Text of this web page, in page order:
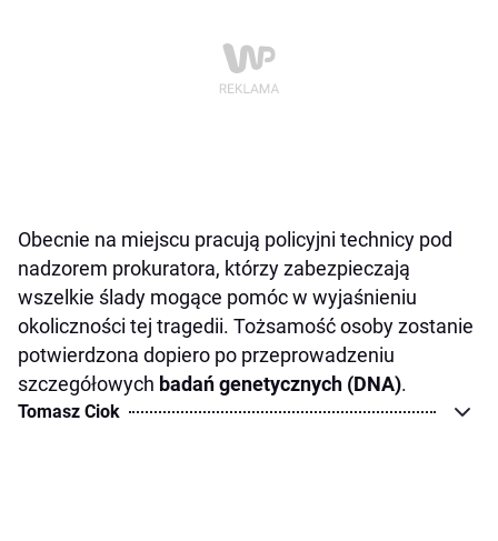
Obecnie na miejscu pracują policyjni technicy pod
nadzorem prokuratora, którzy zabezpieczają
wszelkie ślady mogące pomóc w wyjaśnieniu
okoliczności tej tragedii. Tożsamość osoby zostanie
potwierdzona dopiero po przeprowadzeniu
szczegółowych badań genetycznych (DNA).
Tomasz Ciok